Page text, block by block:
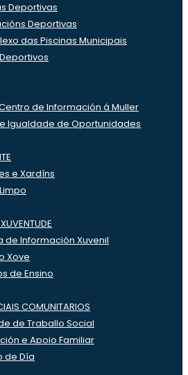
Deportivas
Deportivas
das Piscinas Municipais
de Información á Muller
Igualdade de Oportunidades
e Xardíns
de Información Xuvenil
Xove
de Ensino
COMUNITARIOS
de Traballo Social
e Apoio Familiar
de Día